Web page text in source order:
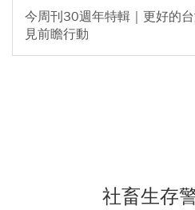
今周刊30週年特輯｜更好的
見前瞻行動
社畜生存